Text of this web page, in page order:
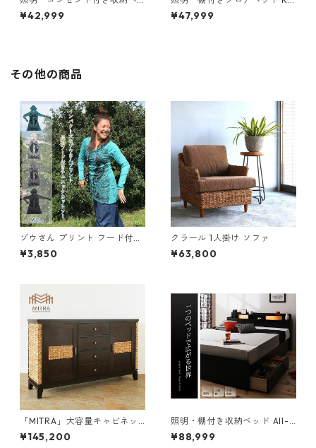
ッド Miana ミアーナ ベッドフ
レームのみ シングル
¥42,999
SSO ロッソ ポケットコイルマ
ットレス付き シングル レギュ
¥47,999
その他の商品
ゾウさん プリント フード付き
長袖 チュニック カットソー ク
リンクル加工 ロンT アジアン
¥3,850
クラール 1人掛け ソファ
¥63,800
「MITRA」大容量キャビネッ
ト
¥145,200
照明・棚付き収納ベッド All-o
ne オールワン 国産ポケットコ
イルマットレス付き セミダブ
¥88,999